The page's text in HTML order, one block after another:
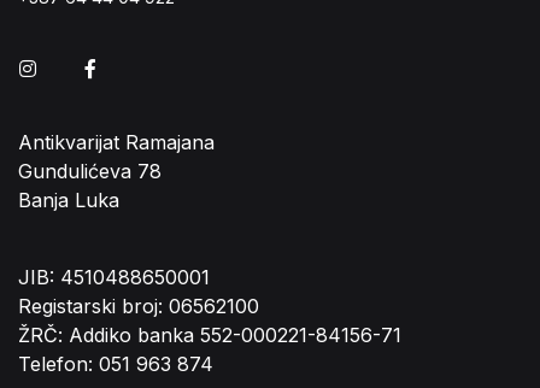
Instagram
Antikvarijat Ramajana
Gundulićeva 78
Banja Luka
JIB: 4510488650001
Registarski broj: 06562100
ŽRČ: Addiko banka 552-000221-84156-71
Telefon: 051 963 874